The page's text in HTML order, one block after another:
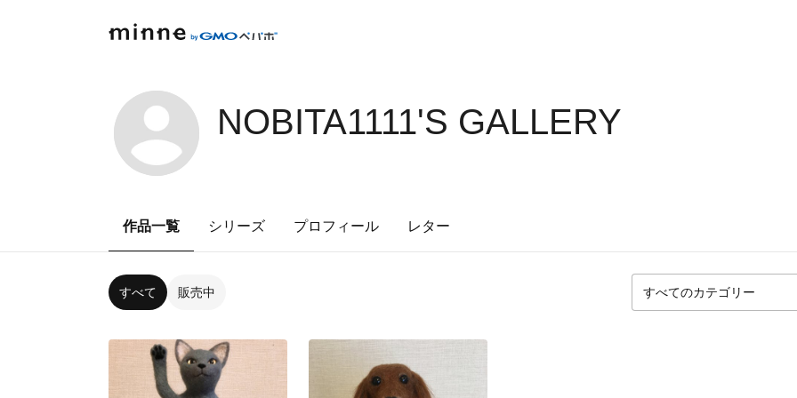
NOBITA1111'S GALLERY
作品一覧 シリーズ プロフィール レター
すべて 販売中